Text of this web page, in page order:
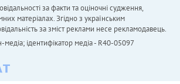
за факти та оціночні судження,
матеріалах. Згідно з українським
за зміст реклами несе рекламодавець.
медіа; ідентифікатор медіа - R40-05097